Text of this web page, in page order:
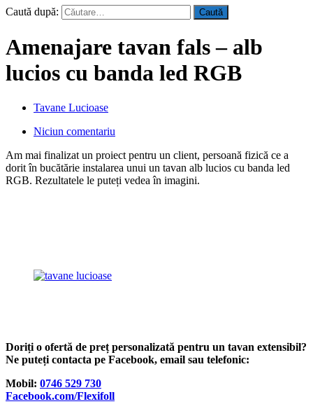
Caută după:
Amenajare tavan fals – alb
lucios cu banda led RGB
Tavane Lucioase
Niciun comentariu
Am mai finalizat un proiect pentru un client, persoană fizică ce a
dorit în bucătărie instalarea unui un tavan alb lucios cu banda led
RGB. Rezultatele le puteți vedea în imagini.
Doriți o ofertă de preț personalizată pentru un tavan extensibil?
Ne puteți contacta pe Facebook, email sau telefonic:
Mobil: 0746 529 730
Facebook.com/Flexifoll